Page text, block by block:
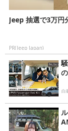
Jeep 抽選で3万円
PR(Jeep Japan)
自